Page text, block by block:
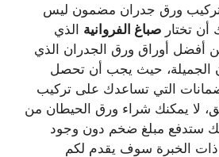
تركيب ورق جدران مضمون ليس
تختار صباغ الفروانية الذي
أفضل أوراق ورق الجدران الذي
الجميلة، حيث يجب أن تحصل
التي تساعدك على تركيب
لا يمكنك شراء ورق الحيطان من
ستدفع مبلغ ضخم دون وجود
الخبرة سوف يقدم لكم